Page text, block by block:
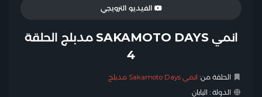
الفيديو الترويجي
انمي SAKAMOTO DAYS مدبلج الحلقة
4
الحلقة من: انمي Sakamoto Days مدبلج
الدولة : اليابان